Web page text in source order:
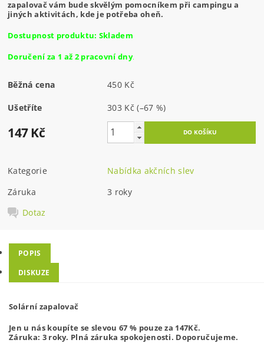
zapalovač vám bude skvělým pomocníkem při campingu a
jiných aktivitách, kde je potřeba oheň.
Dostupnost produktu: Skladem
Doručení za 1 až 2 pracovní dny.
Běžná cena 450 Kč
Ušetříte 303 Kč(–67 %)
147 Kč
Kategorie
Nabídka akčních slev
Záruka
3 roky
Dotaz
POPIS
DISKUZE
Solární zapalovač
Jen u nás koupíte se slevou 67 % pouze za 147Kč.
Záruka: 3 roky. Plná záruka spokojenosti. Doporučujeme.